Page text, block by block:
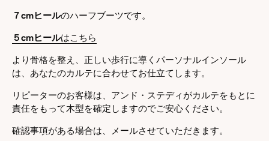
７cmヒールのハーフブーツです。
５cmヒールはこちら
より骨格を整え、正しい歩行に導くパーソナルインソール
は、あなたのカルテに合わせてお仕立てします。
リピーターのお客様は、アンド・ステディがカルテをもとに
責任をもって木型を確定しますのでご安心ください。
確認事項がある場合は、メールさせていただきます。